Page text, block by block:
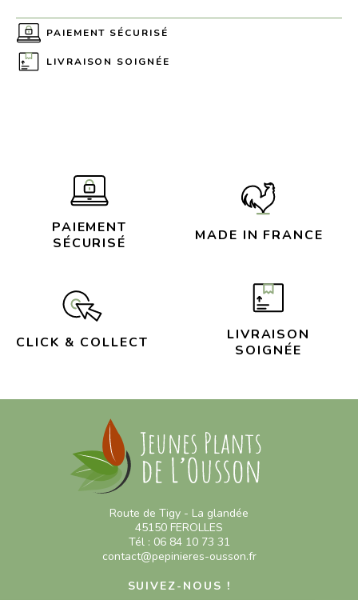
PAIEMENT SÉCURISÉ
LIVRAISON SOIGNÉE
PAIEMENT
SÉCURISÉ
MADE IN FRANCE
CLICK & COLLECT
LIVRAISON
SOIGNÉE
Route de Tigy - La glandée
45150 FEROLLES
Tél : 06 84 10 73 31
contact@pepinieres-ousson.fr
SUIVEZ-NOUS !